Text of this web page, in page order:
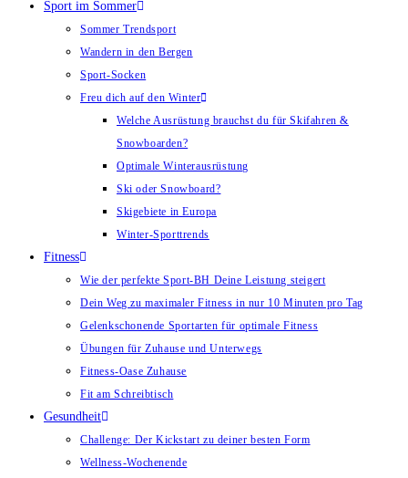
Sport im Sommer
Sommer Trendsport
Wandern in den Bergen
Sport-Socken
Freu dich auf den Winter
Welche Ausrüstung brauchst du für Skifahren &
Snowboarden?
Optimale Winterausrüstung
Ski oder Snowboard?
Skigebiete in Europa
Winter-Sporttrends
Fitness
Wie der perfekte Sport-BH Deine Leistung steigert
Dein Weg zu maximaler Fitness in nur 10 Minuten pro Tag
Gelenkschonende Sportarten für optimale Fitness
Übungen für Zuhause und Unterwegs
Fitness-Oase Zuhause
Fit am Schreibtisch
Gesundheit
Challenge: Der Kickstart zu deiner besten Form
Wellness-Wochenende